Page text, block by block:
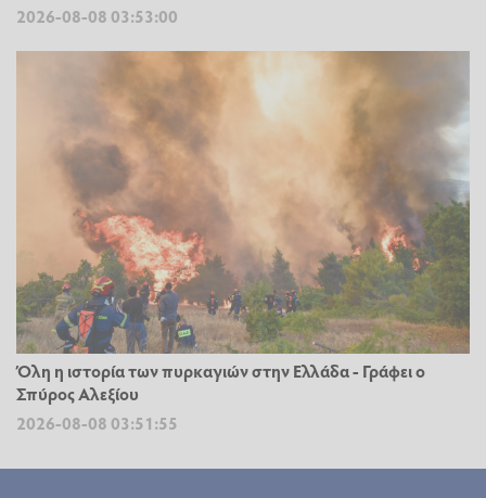
2026-08-08 03:53:00
Όλη η ιστορία των πυρκαγιών στην Ελλάδα - Γράφει ο
Σπύρος Αλεξίου
2026-08-08 03:51:55